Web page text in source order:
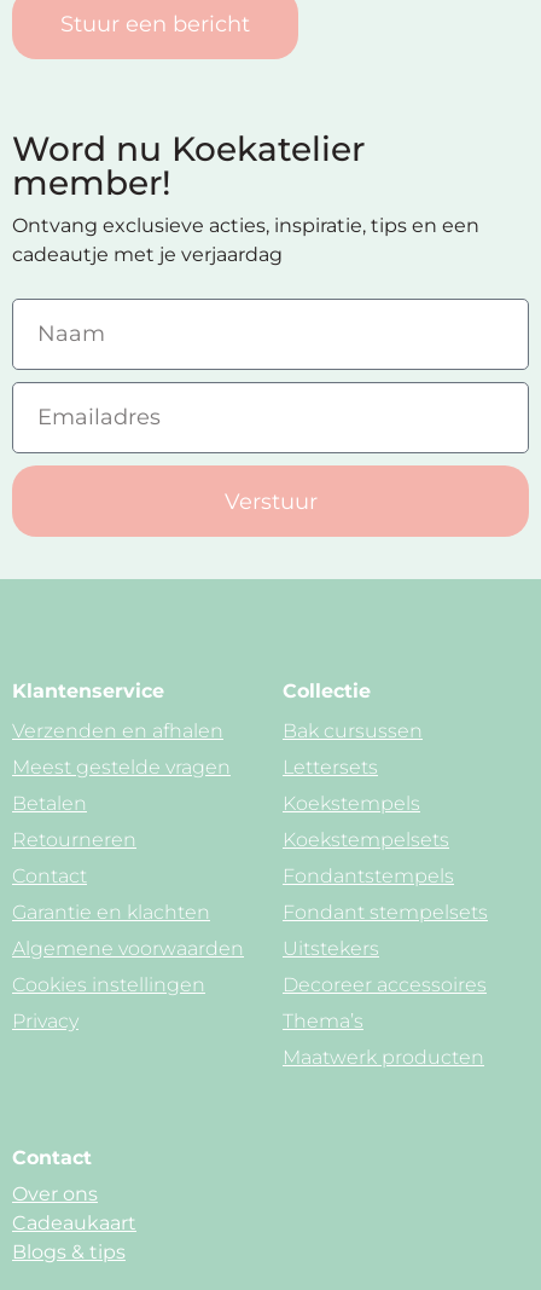
Stuur een bericht
Word nu Koekatelier
member!
Ontvang exclusieve acties, inspiratie, tips en een
cadeautje met je verjaardag
Verstuur
Klantenservice
Verzenden en afhalen
Meest gestelde vragen
Betalen
Retourneren
Contact
Garantie en klachten
Algemene voorwaarden
Cookies instellingen
Privacy
Collectie
Bak cursussen
Lettersets
Koekstempels
Koekstempelsets
Fondantstempels
Fondant stempelsets
Uitstekers
Decoreer accessoires
Thema’s
Maatwerk producten
Contact
Over ons
Cadeaukaart
Blogs & tips